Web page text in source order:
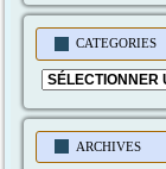
CATEGORIES
Categories
ARCHIVES